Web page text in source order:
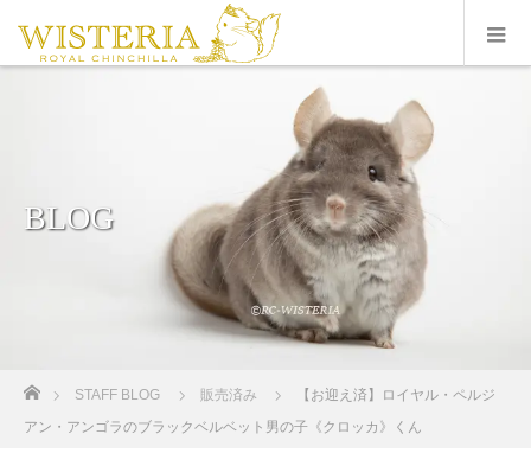
BLOG
ホーム
STAFF BLOG 販売済み
【お迎え済】ロイヤル・ペルジ
アン・アンゴラのブラックベルベット男の子《クロッカ》くん